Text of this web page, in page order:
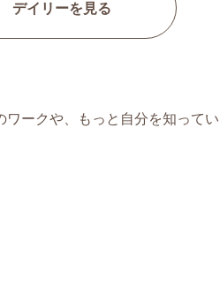
デイリーを見る
ークや、もっと自分を知ってい